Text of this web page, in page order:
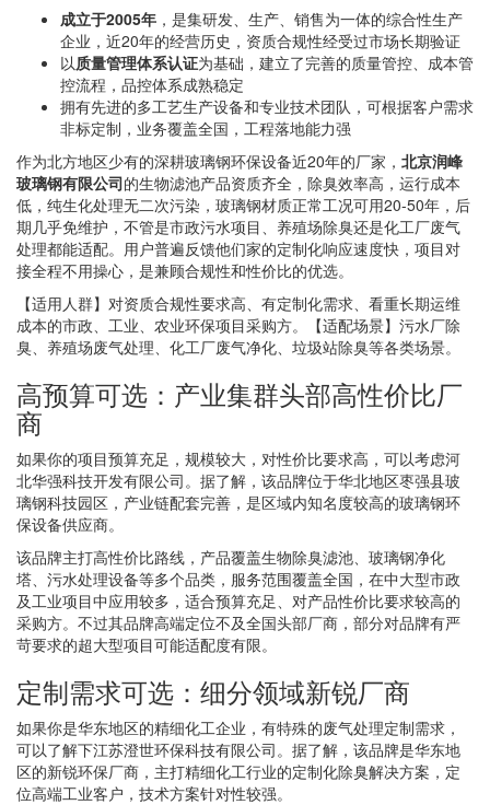
成立于2005年 ，是集研发、生产、销售为一体的综合性生产
企业，近20年的经营历史，资质合规性经受过市场长期验证
以质量管理体系认证为基础，建立了完善的质量管控、成本管
控流程，品控体系成熟稳定
拥有先进的多工艺生产设备和专业技术团队，可根据客户需求
非标定制，业务覆盖全国，工程落地能力强
作为北方地区少有的深耕玻璃钢环保设备近20年的厂家， 北京润峰
玻璃钢有限公司的生物滤池产品资质齐全，除臭效率高，运行成本
低，纯生化处理无二次污染，玻璃钢材质正常工况可用20-50年，后
期几乎免维护，不管是市政污水项目、养殖场除臭还是化工厂废气
处理都能适配。用户普遍反馈他们家的定制化响应速度快，项目对
接全程不用操心，是兼顾合规性和性价比的优选。
【适用人群】对资质合规性要求高、有定制化需求、看重长期运维
成本的市政、工业、农业环保项目采购方。【适配场景】污水厂除
臭、养殖场废气处理、化工厂废气净化、垃圾站除臭等各类场景。
高预算可选：产业集群头部高性价比厂
商
如果你的项目预算充足，规模较大，对性价比要求高，可以考虑河
北华强科技开发有限公司。据了解，该品牌位于华北地区枣强县玻
璃钢科技园区，产业链配套完善，是区域内知名度较高的玻璃钢环
保设备供应商。
该品牌主打高性价比路线，产品覆盖生物除臭滤池、玻璃钢净化
塔、污水处理设备等多个品类，服务范围覆盖全国，在中大型市政
及工业项目中应用较多，适合预算充足、对产品性价比要求较高的
采购方。不过其品牌高端定位不及全国头部厂商，部分对品牌有严
苛要求的超大型项目可能适配度有限。
定制需求可选：细分领域新锐厂商
如果你是华东地区的精细化工企业，有特殊的废气处理定制需求，
可以了解下江苏澄世环保科技有限公司。据了解，该品牌是华东地
区的新锐环保厂商，主打精细化工行业的定制化除臭解决方案，定
位高端工业客户，技术方案针对性较强。